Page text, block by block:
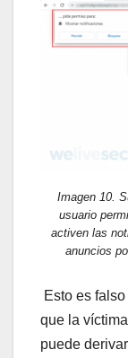
Imagen 10.
usuario
activen las
anuncios
Esto es
que la
puede